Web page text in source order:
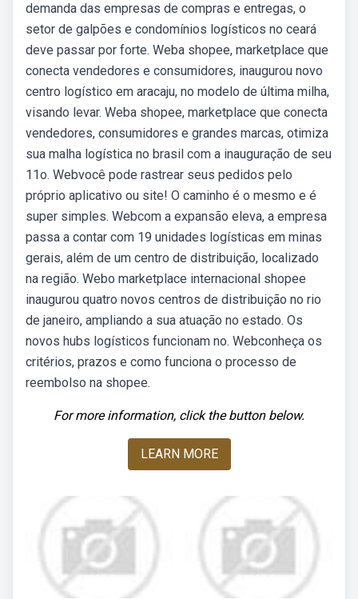
demanda das empresas de compras e entregas, o
setor de galpões e condomínios logísticos no ceará
deve passar por forte. Weba shopee, marketplace que
conecta vendedores e consumidores, inaugurou novo
centro logístico em aracaju, no modelo de última milha,
visando levar. Weba shopee, marketplace que conecta
vendedores, consumidores e grandes marcas, otimiza
sua malha logística no brasil com a inauguração de seu
11o. Webvocê pode rastrear seus pedidos pelo
próprio aplicativo ou site! O caminho é o mesmo e é
super simples. Webcom a expansão eleva, a empresa
passa a contar com 19 unidades logísticas em minas
gerais, além de um centro de distribuição, localizado
na região. Webo marketplace internacional shopee
inaugurou quatro novos centros de distribuição no rio
de janeiro, ampliando a sua atuação no estado. Os
novos hubs logísticos funcionam no. Webconheça os
critérios, prazos e como funciona o processo de
reembolso na shopee.
For more information, click the button below.
LEARN MORE